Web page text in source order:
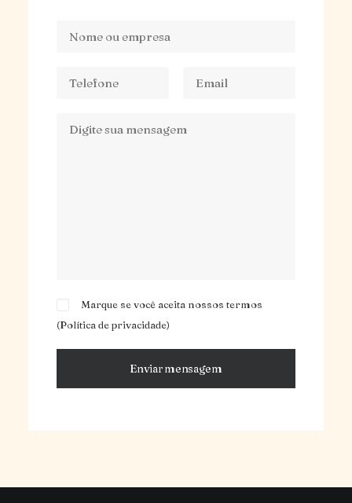
Marque se você aceita nossos termos
(Política de privacidade)